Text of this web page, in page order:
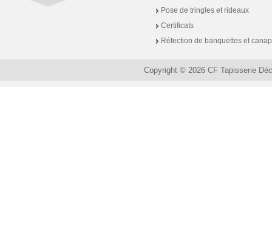
Pose de tringles et rideaux
Certificats
Réfection de banquettes et
Copyright © 2026 CF Tapisserie